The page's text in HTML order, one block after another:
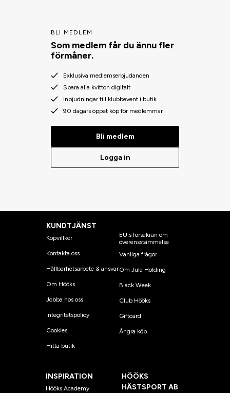
BLI MEDLEM
Som medlem får du ännu fler
förmåner.
Exklusiva medlemserbjudanden
Spara alla kvitton digitalt
Inbjudningar till klubbevent i butik
90 dagars öppet köp för medlemmar
Bli medlem
Logga in
KUNDTJÄNST
Köpvillkor
Kontakta oss
Hållbarhetsarbete & ansvar
Om Hööks
Jobba hos oss
Integritetspolicy
Cookies
Hitta butik
EU:s försäkran om
överensstämmelse
Vanliga frågor
Om Jula Holding
Black Week
Club Hööks
Giftcard
Ångra köp
INSPIRATION
Hööks Academy
HÖÖKS
HÄSTSPORT AB